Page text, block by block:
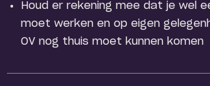
Houd er rekening mee dat je wel
moet werken en op eigen
OV nog thuis moet kunnen komen